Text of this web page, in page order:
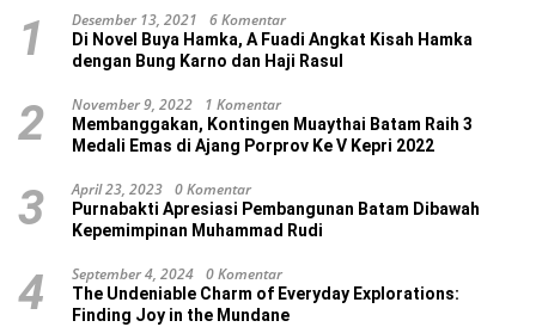
1 Desember 13, 2021 6 Komentar
Di Novel Buya Hamka, A Fuadi Angkat Kisah Hamka
dengan Bung Karno dan Haji Rasul
2 November 9, 2022 1 Komentar
Membanggakan, Kontingen Muaythai Batam Raih 3
Medali Emas di Ajang Porprov Ke V Kepri 2022
3 April 23, 2023 0 Komentar
Purnabakti Apresiasi Pembangunan Batam Dibawah
Kepemimpinan Muhammad Rudi
4 September 4, 2024 0 Komentar
The Undeniable Charm of Everyday Explorations:
Finding Joy in the Mundane